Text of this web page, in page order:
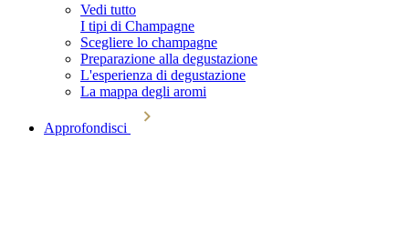
Vedi tutto
I tipi di Champagne
Scegliere lo champagne
Preparazione alla degustazione
L'esperienza di degustazione
La mappa degli aromi
Approfondisci